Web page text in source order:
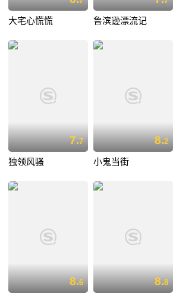
大宅心慌慌 鲁滨逊漂流记
7.7
独领风骚
8.2
小鬼当街
8.6 8.8